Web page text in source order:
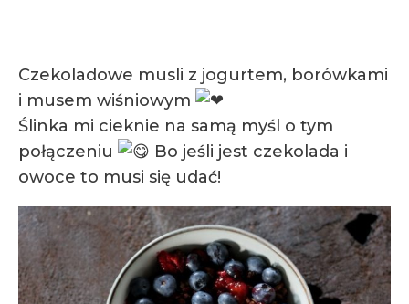
Czekoladowe musli z jogurtem, borówkami
i musem wiśniowym
Ślinka mi cieknie na samą myśl o tym
połączeniu
Bo jeśli jest czekolada i
owoce to musi się udać!